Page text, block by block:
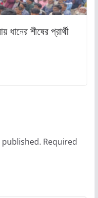
ধানের শীষের প্রার্থী
Required